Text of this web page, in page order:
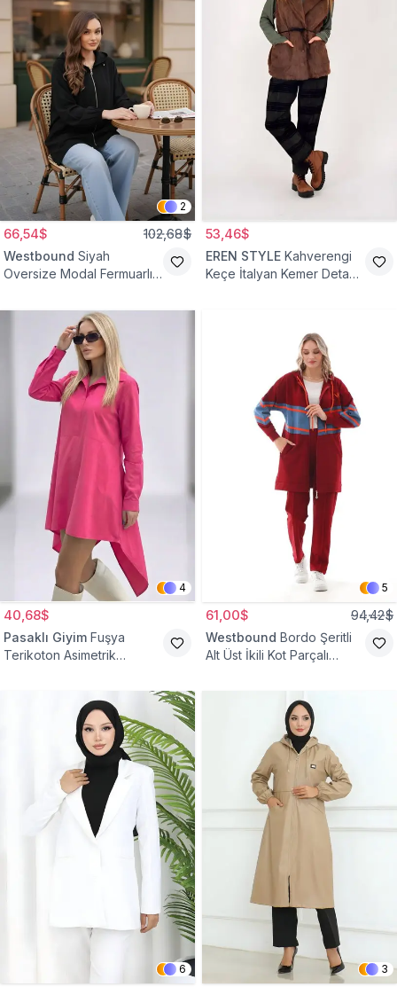
2
66,54$ 102,68$
Westbound Siyah
Oversize Modal Fermuarlı
53,46$
EREN STYLE Kahverengi
Keçe İtalyan Kemer Detaylı
4
40,68$
Pasaklı Giyim Fuşya
Terikoton Asimetrik
5
61,00$ 94,42$
Westbound Bordo Şeritli
Alt Üst İkili Kot Parçalı
6 3